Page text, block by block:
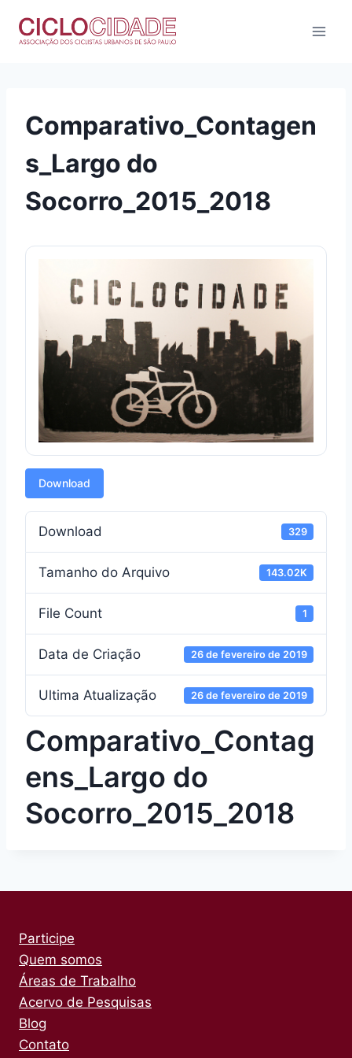
para
Comparativo_Contagen
s_Largo do
Socorro_2015_2018
Download
Download 329
Tamanho do Arquivo 143.02K
File Count 1
Data de Criação 26 de fevereiro de 2019
Ultima Atualização 26 de fevereiro de 2019
Comparativo_Contag
ens_Largo do
Socorro_2015_2018
Participe
Quem somos
Áreas de Trabalho
Acervo de Pesquisas
Blog
Contato